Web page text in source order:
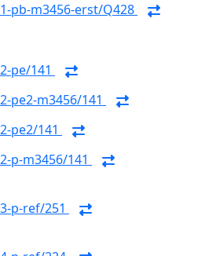
pb-m3456-erst/Q428
pe/141
pe2-m3456/141
pe2/141
p-m3456/141
p-ref/251